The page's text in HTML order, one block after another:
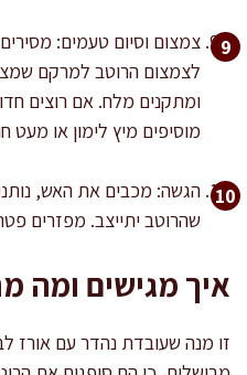
לצמצום הרוטב למרקם
ומתקנים מלח. אם רוצים
מוסיפים מיץ לימון או מעט
שהרוטב יתייצב. מפזרים
איך מגישים ומה
זו מנה שעובדת נהדר עם אורז